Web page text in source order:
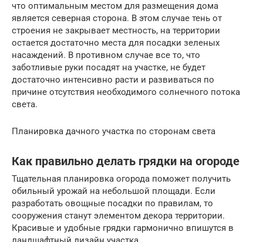
что оптимальным местом для размещения дома
является северная сторона. В этом случае тень от
строения не закрывает местность, на территории
остается достаточно места для посадки зеленых
насаждений. В противном случае все то, что
заботливые руки посадят на участке, не будет
достаточно интенсивно расти и развиваться по
причине отсутствия необходимого солнечного потока
света.
Планировка дачного участка по сторонам света
Как правильно делать грядки на огороде
Тщательная планировка огорода поможет получить
обильный урожай на небольшой площади. Если
разработать овощные посадки по правилам, то
сооружения станут элементом декора территории.
Красивые и удобные грядки гармонично впишутся в